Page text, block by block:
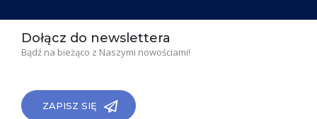
Dołącz do newslettera
Bądź na bieżąco z Naszymi nowościami!
ZAPISZ SIĘ